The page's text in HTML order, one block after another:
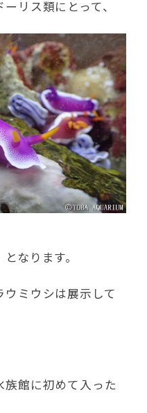
リス類にとって、
なります。
ウミウシは展示して
館に初めて入った